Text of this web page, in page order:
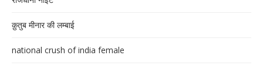
क़ुतुब मीनार की लम्बाई
national crush of india female